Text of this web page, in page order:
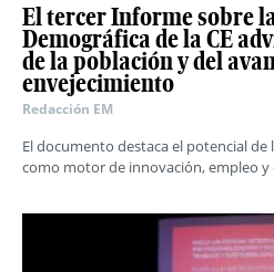
El tercer Informe sobre
Demográfica de la CE
de la población y del
envejecimiento
Redacción EM
El documento destaca el potencial de
como motor de innovación, empleo y